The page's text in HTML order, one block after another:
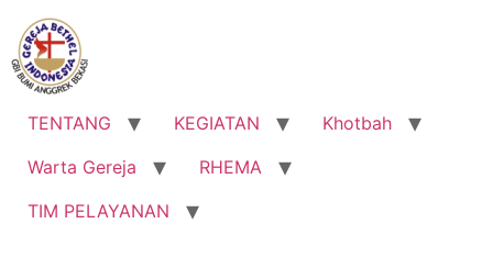
Lewati
konten
TENTANG KEGIATAN
Khotbah
Warta Gereja
RHEMA
TIM PELAYANAN